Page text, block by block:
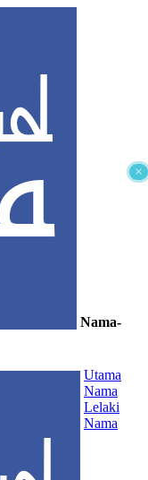
×
Nama-
Utama
Nama
Lelaki
Nama